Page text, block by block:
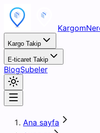
Kargo Takip
E-ticaret Takip
BlogŞubeler
Ana sayfa